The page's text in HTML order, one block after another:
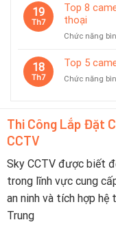
19
Th7
Top 8
thoại
Chức năng
18
Th7
Top 5
Chức năng
Thi Công Lắp Đặt
CCTV
Sky CCTV được biết
trong lĩnh vực cung
an ninh và tích hợp
Trung